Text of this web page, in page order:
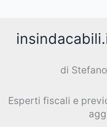
di
Esperti fiscali e